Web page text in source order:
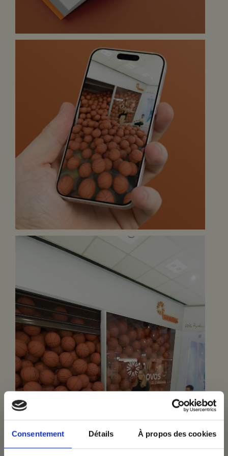
Consentement Détails À propos des cookies
envahissent la galerie marchande.
Réalisation 3D avec erart, conception et tournage
assurés par VOUS Agency. Une attention particulière a
été portée au format vertical et au mode de diffusion sur
réseaux sociaux, pour renforcer l’effet réaliste et l’impact